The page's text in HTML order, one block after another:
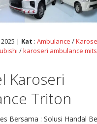
| Kat : Ambulance /
/karoseri ambulance
Karoseri
Triton
Bersama : Solusi Handal